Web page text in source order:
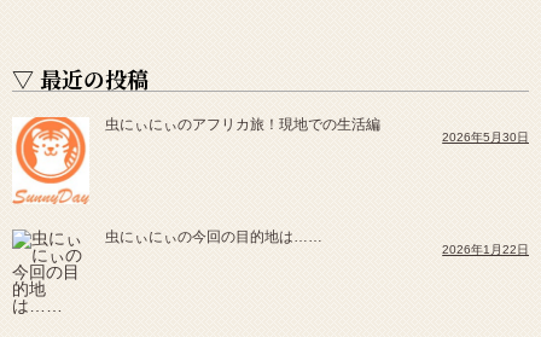
▽ 最近の投稿
虫にぃにぃのアフリカ旅！現地での生活編
2026年5月30日
虫にぃにぃの今回の目的地は……
2026年1月22日